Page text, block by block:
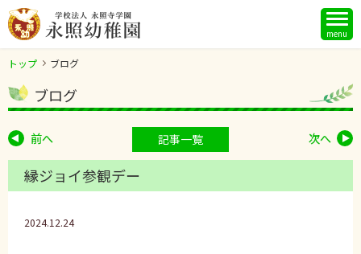
menu
トップ ブログ
ブログ
前へ 次へ
記事一覧
縁ジョイ参観デー
2024.12.24